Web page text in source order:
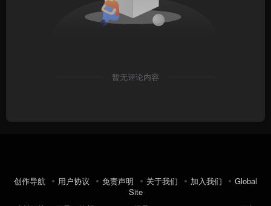
暂无评论内容
创作导航 用户协议 免责声明 关于我们 加入我们
Global
Site